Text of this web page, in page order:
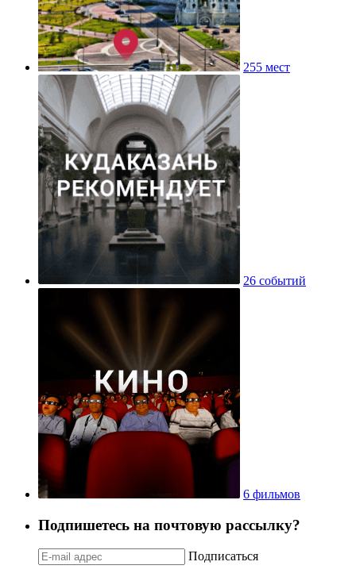
255 мест
26 событий
6 фильмов
Подпишетесь на почтовую рассылку?
Подписаться